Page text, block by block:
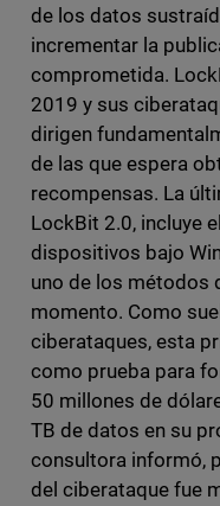
de los datos
incrementar la
comprometida.
2019 y sus
dirigen
de las que espera
recompensas. La
LockBit 2.0, incluye el
dispositivos bajo
uno de los métodos
momento. Como
ciberataques, esta
como prueba para
50 millones de
TB de datos en su
consultora informó,
del ciberataque fue